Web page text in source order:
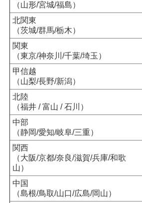
（山形/宮城/福島）
北関東
（茨城/群馬/栃木）
関東
（東京/神奈川/千葉/埼玉）
甲信越
（山梨/長野/新潟）
北陸
（福井 / 富山 / 石川）
中部
（静岡/愛知/岐阜/三重）
関西
（大阪/京都/奈良/滋賀/兵庫/和歌
山）
中国
（島根/鳥取/山口/広島/岡山）